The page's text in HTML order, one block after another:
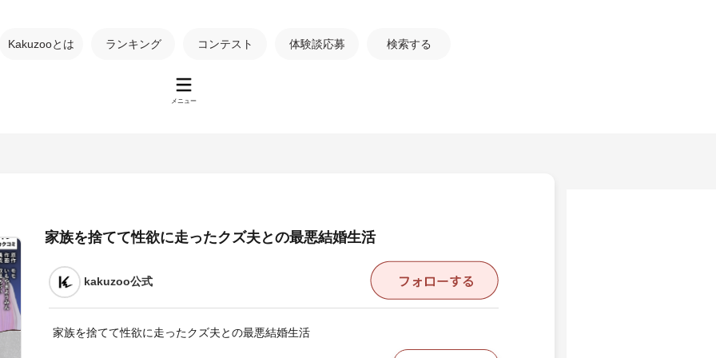
Kakuzooとは ランキング コンテスト 体験談応募 検索する
メニュー
家族を捨てて性欲に走ったクズ夫との最悪結婚生活
kakuzoo公式
家族を捨てて性欲に走ったクズ夫との最悪結婚生活